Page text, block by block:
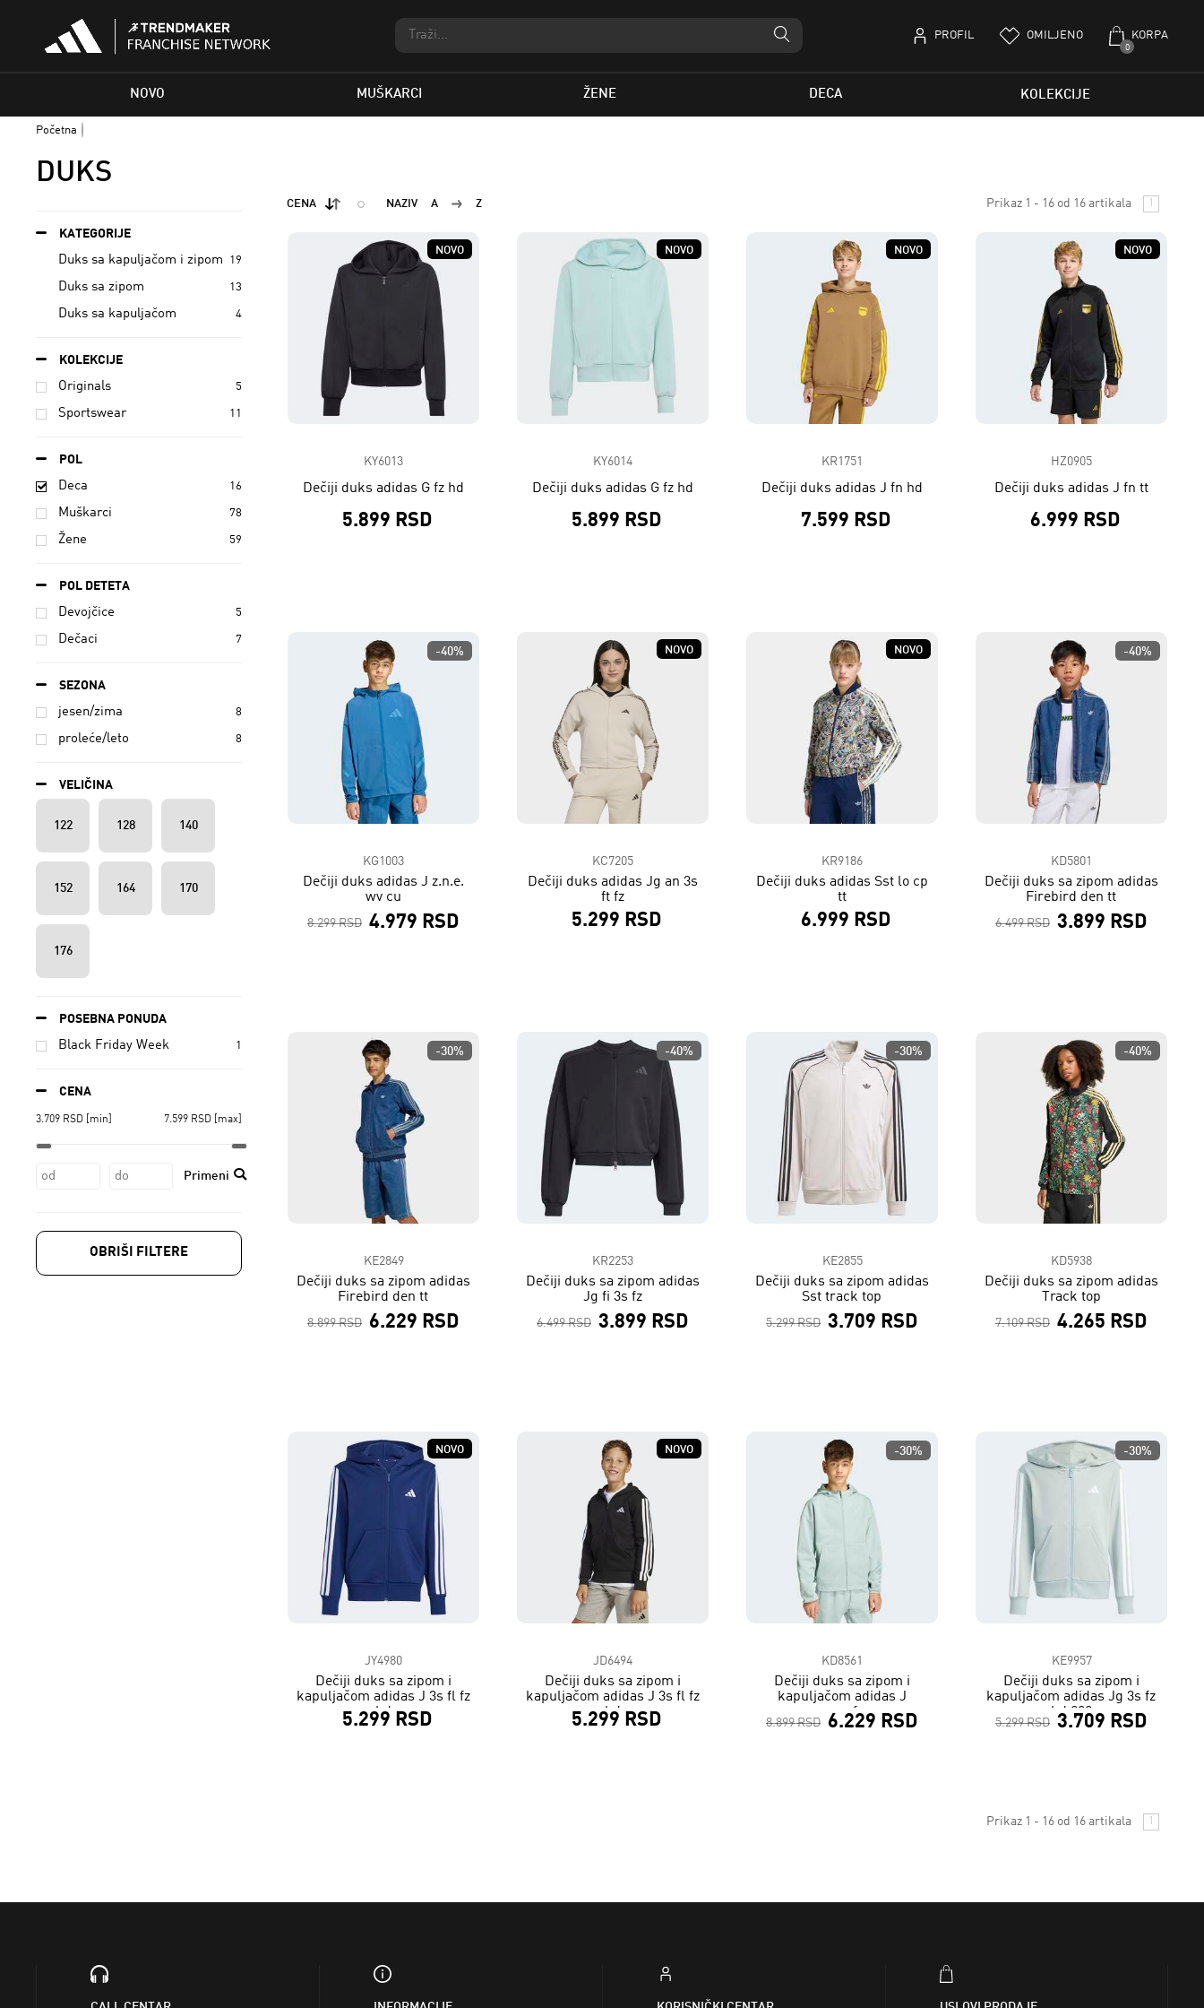
PROFIL OMILJENO KORPA
0
NOVO MUŠKARCI ŽENE DECA KOLEKCIJE
Početna
DUKS
KATEGORIJE
Duks sa kapuljačom i zipom 19
Duks sa zipom 13
Duks sa kapuljačom 4
KOLEKCIJE
Originals 5
Sportswear 11
POL
Deca 16
Muškarci 78
Žene 59
POL DETETA
Devojčice 5
Dečaci 7
SEZONA
jesen/zima 8
proleće/leto 8
VELIČINA
122 128 140
152 164 170
176
POSEBNA PONUDA
Black Friday Week 1
CENA
3.709 RSD [min] 7.599 RSD [max]
Primeni
OBRIŠI FILTERE
CENA NAZIV A Z Prikaz 1 - 16 od 16 artikala 1
KY6013
Dečiji duks adidas G fz hd
5.899 RSD
NOVO
KY6014
Dečiji duks adidas G fz hd
5.899 RSD
NOVO
KR1751
Dečiji duks adidas J fn hd
7.599 RSD
NOVO
HZ0905
Dečiji duks adidas J fn tt
6.999 RSD
NOVO
KG1003
Dečiji duks adidas J z.n.e.
wv cu
8.299 RSD 4.979 RSD
-40%
KC7205
Dečiji duks adidas Jg an 3s
ft fz
5.299 RSD
NOVO
KR9186
Dečiji duks adidas Sst lo cp
tt
6.999 RSD
NOVO
KD5801
Dečiji duks sa zipom adidas
Firebird den tt
6.499 RSD 3.899 RSD
-40%
KE2849
Dečiji duks sa zipom adidas
Firebird den tt
8.899 RSD 6.229 RSD
-30%
KR2253
Dečiji duks sa zipom adidas
Jg fi 3s fz
6.499 RSD 3.899 RSD
-40%
KE2855
Dečiji duks sa zipom adidas
Sst track top
5.299 RSD 3.709 RSD
-30%
KD5938
Dečiji duks sa zipom adidas
Track top
7.109 RSD 4.265 RSD
-40%
JY4980
Dečiji duks sa zipom i
kapuljačom adidas J 3s fl fz
hd
5.299 RSD
NOVO
JD6494
Dečiji duks sa zipom i
kapuljačom adidas J 3s fl fz
hd
5.299 RSD
NOVO
KD8561
Dečiji duks sa zipom i
kapuljačom adidas J
z.n.e.fz
8.899 RSD 6.229 RSD
-30%
KE9957
Dečiji duks sa zipom i
kapuljačom adidas Jg 3s fz
hd 280
5.299 RSD 3.709 RSD
-30%
Prikaz 1 - 16 od 16 artikala 1